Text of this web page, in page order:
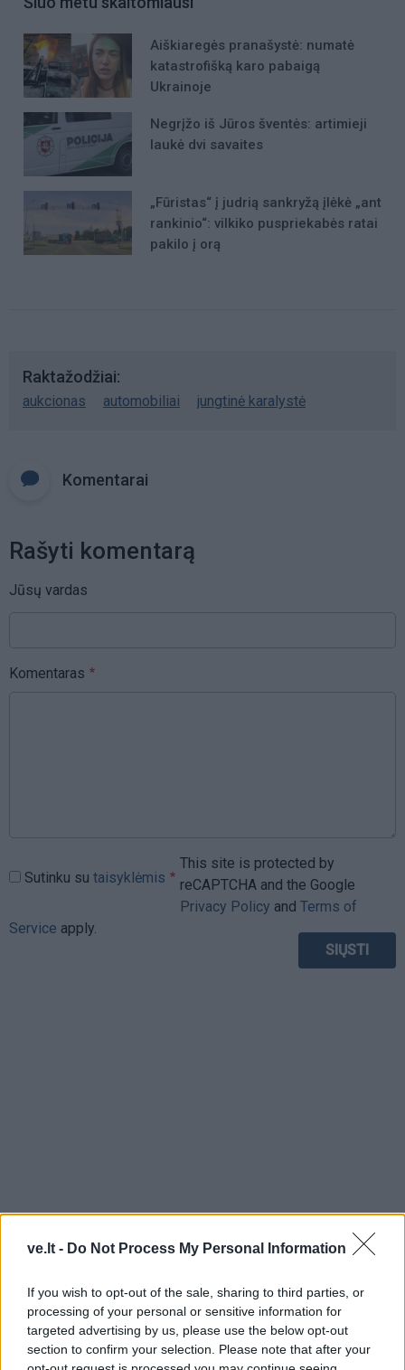
ve.lt - Do Not Process My Personal Information
If you wish to opt-out of the sale, sharing to third parties, or
processing of your personal or sensitive information for
targeted advertising by us, please use the below opt-out
section to confirm your selection. Please note that after your
Aiškiaregės pranašystė: numatė
katastrofišką karo pabaigą
Ukrainoje
Negrįžo iš Jūros šventės: artimieji
laukė dvi savaites
„Fūristas“ į judrią sankryžą įlėkė „ant
rankinio“: vilkiko puspriekabės ratai
pakilo į orą
Raktažodžiai
aukcionas automobiliai jungtinė karalystė
Komentarai
Rašyti komentarą
Jūsų vardas
Komentaras
Sutinku su taisyklėmis
This site is protected by
reCAPTCHA and the Google
Privacy Policy and Terms of
Service apply.
TAIP PAT SKAITYKITE